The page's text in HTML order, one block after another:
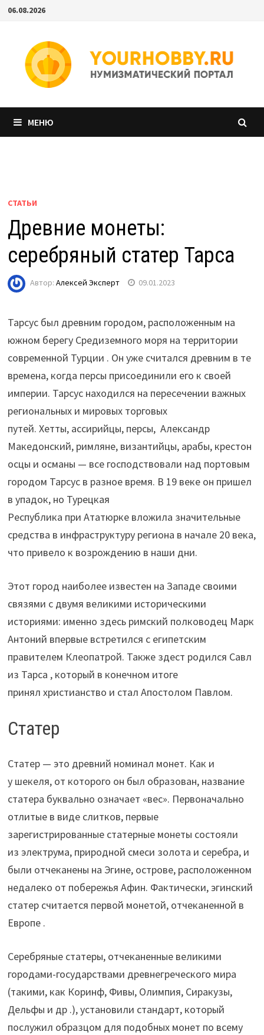
Перейти
содержимому
06.08.2026
МЕНЮ
СТАТЬИ
Древние монеты:
серебряный статер Тарса
Автор: Алексей Эксперт 09.01.2023
Тарсус был древним городом, расположенным на
южном берегу Средиземного моря на территории
современной Турции . Он уже считался древним в те
времена, когда персы присоединили его к своей
империи. Тарсус находился на пересечении важных
региональных и мировых торговых
путей. Хетты, ассирийцы, персы, Александр
Македонский, римляне, византийцы, арабы, крестон
осцы и османы — все господствовали над портовым
городом Тарсус в разное время. В 19 веке он пришел
в упадок, но Турецкая
Республика при Ататюрке вложила значительные
средства в инфраструктуру региона в начале 20 века,
что привело к возрождению в наши дни.
Этот город наиболее известен на Западе своими
связями с двумя великими историческими
историями: именно здесь римский полководец Марк
Антоний впервые встретился с египетским
правителем Клеопатрой. Также здест родился Савл
из Тарса , который в конечном итоге
принял христианство и стал Апостолом Павлом.
Статер
Статер — это древний номинал монет. Как и
у шекеля, от которого он был образован, название
статера буквально означает «вес». Первоначально
отлитые в виде слитков, первые
зарегистрированные статерные монеты состояли
из электрума, природной смеси золота и серебра, и
были отчеканены на Эгине, острове, расположенном
недалеко от побережья Афин. Фактически, эгинский
статер считается первой монетой, отчеканенной в
Европе .
Серебряные статеры, отчеканенные великими
городами-государствами древнегреческого мира
(такими, как Коринф, Фивы, Олимпия, Сиракузы,
Дельфы и др .), установили стандарт, который
послужил образцом для подобных монет по всему